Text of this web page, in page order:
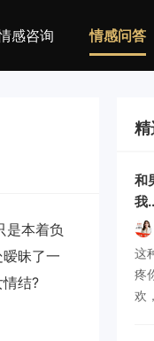
感咨询 情感问答
是本着负
昧了一
结?
精
和
我
这
疼
欢